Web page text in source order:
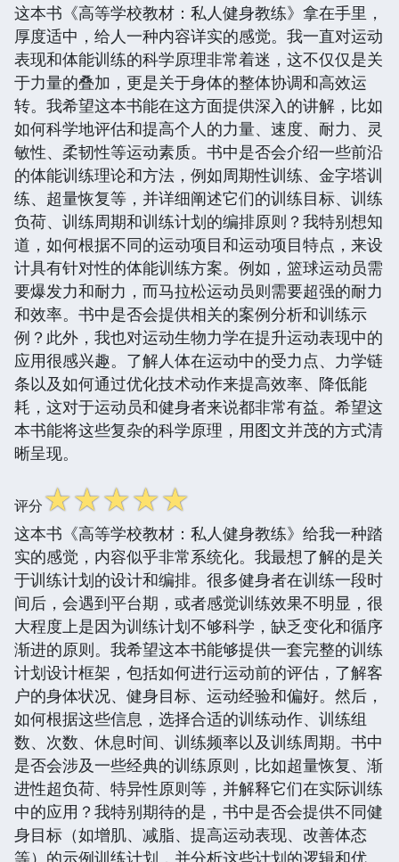
这本书《高等学校教材：私人健身教练》拿在手里，
厚度适中，给人一种内容详实的感觉。我一直对运动
表现和体能训练的科学原理非常着迷，这不仅仅是关
于力量的叠加，更是关于身体的整体协调和高效运
转。我希望这本书能在这方面提供深入的讲解，比如
如何科学地评估和提高个人的力量、速度、耐力、灵
敏性、柔韧性等运动素质。书中是否会介绍一些前沿
的体能训练理论和方法，例如周期性训练、金字塔训
练、超量恢复等，并详细阐述它们的训练目标、训练
负荷、训练周期和训练计划的编排原则？我特别想知
道，如何根据不同的运动项目和运动项目特点，来设
计具有针对性的体能训练方案。例如，篮球运动员需
要爆发力和耐力，而马拉松运动员则需要超强的耐力
和效率。书中是否会提供相关的案例分析和训练示
例？此外，我也对运动生物力学在提升运动表现中的
应用很感兴趣。了解人体在运动中的受力点、力学链
条以及如何通过优化技术动作来提高效率、降低能
耗，这对于运动员和健身者来说都非常有益。希望这
本书能将这些复杂的科学原理，用图文并茂的方式清
晰呈现。
评分☆☆☆☆☆
这本书《高等学校教材：私人健身教练》给我一种踏
实的感觉，内容似乎非常系统化。我最想了解的是关
于训练计划的设计和编排。很多健身者在训练一段时
间后，会遇到平台期，或者感觉训练效果不明显，很
大程度上是因为训练计划不够科学，缺乏变化和循序
渐进的原则。我希望这本书能够提供一套完整的训练
计划设计框架，包括如何进行运动前的评估，了解客
户的身体状况、健身目标、运动经验和偏好。然后，
如何根据这些信息，选择合适的训练动作、训练组
数、次数、休息时间、训练频率以及训练周期。书中
是否会涉及一些经典的训练原则，比如超量恢复、渐
进性超负荷、特异性原则等，并解释它们在实际训练
中的应用？我特别期待的是，书中是否会提供不同健
身目标（如增肌、减脂、提高运动表现、改善体态
等）的示例训练计划，并分析这些计划的逻辑和优